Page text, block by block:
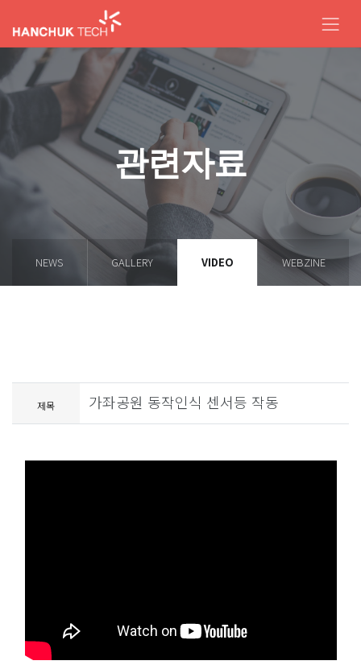
관련자료
NEWS GALLERY VIDEO WEBZINE
제목 가좌공원 동작인식 센서등 작동
-